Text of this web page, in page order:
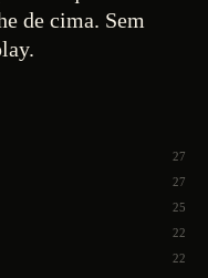
de cima. Sem
27
27
25
22
22